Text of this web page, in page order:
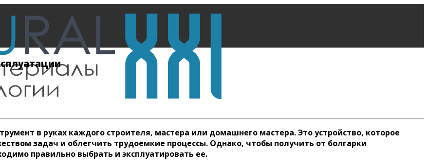
в руках каждого строителя, мастера или домашнего мастера. Это устройство, которое
задач и облегчить трудоемкие процессы. Однако, чтобы получить от болгарки
правильно выбрать и эксплуатировать ее.